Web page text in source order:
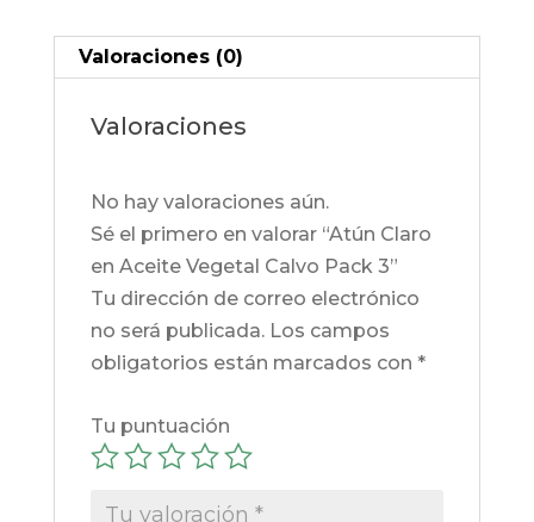
3
cantidad
Valoraciones (0)
Valoraciones
No hay valoraciones aún.
Sé el primero en valorar “Atún Claro
en Aceite Vegetal Calvo Pack 3”
Tu dirección de correo electrónico
no será publicada. Los campos
obligatorios están marcados con *
Tu puntuación